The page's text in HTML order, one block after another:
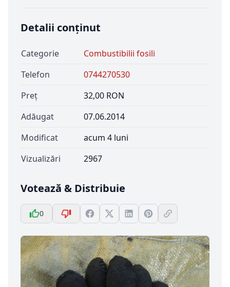
Detalii conținut
Categorie
Combustibilii fosili
Telefon
0744270530
Preț
32,00 RON
Adăugat
07.06.2014
Modificat
acum 4 luni
Vizualizări
2967
Votează & Distribuie
0